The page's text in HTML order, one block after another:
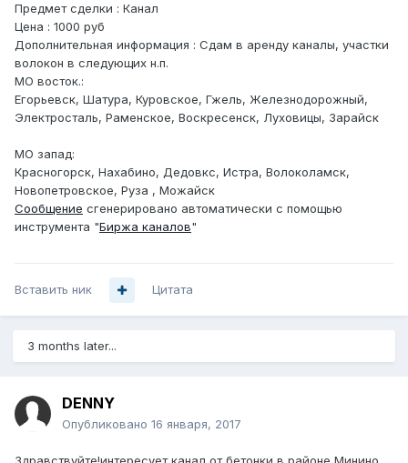
Предмет сделки : Канал
Цена : 1000 руб
Дополнительная информация : Сдам в аренду каналы, участки
волокон в следующих н.п.
МО восток.:
Егорьевск, Шатура, Куровское, Гжель, Железнодорожный,
Электросталь, Раменское, Воскресенск, Луховицы, Зарайск
МО запад:
Красногорск, Нахабино, Дедовкс, Истра, Волоколамск,
Новопетровское, Руза , Можайск
Сообщение сгенерировано автоматически с помощью
инструмента "Биржа каналов"
Вставить ник Цитата
3 months later...
DENNY
Опубликовано 16 января, 2017